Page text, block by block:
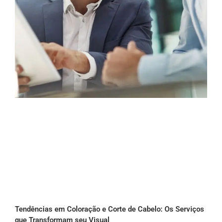
Tendências em Coloração e Corte de Cabelo: Os Serviços
que Transformam seu Visual